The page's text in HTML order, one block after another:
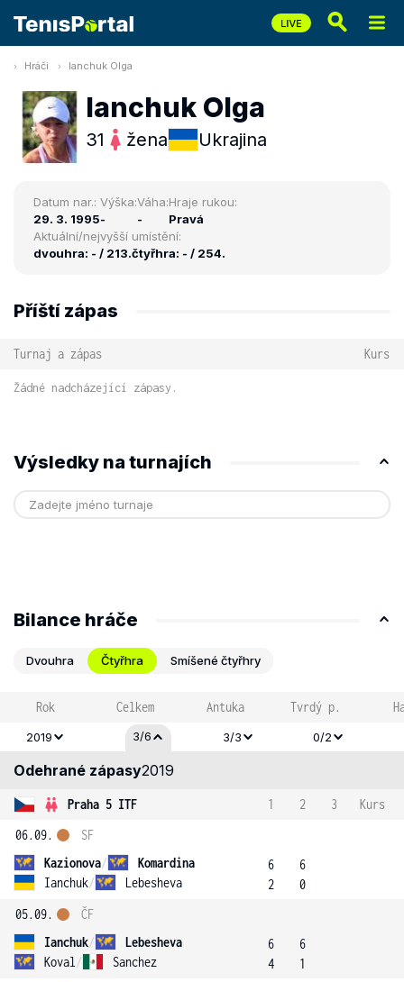
Hráči Ianchuk Olga
Ianchuk Olga
31 žena Ukrajina
Datum nar.:
29. 3. 1995
Výška:
-
Váha:
-
Hraje rukou:
Pravá
Aktuální/nejvyšší umístění:
dvouhra: - / 213.čtyřhra: - / 254.
Příští zápas
Turnaj a zápas Kurs
Žádné nadcházející zápasy.
Výsledky na turnajích
Bilance hráče
Dvouhra Čtyřhra Smíšené čtyřhry
Rok Celkem Antuka Tvrdý p.
2019 3/6 3/3 0/2
Odehrané zápasy2019
Praha 5 ITF 1 2 3
Kurs
06.09.
Kazionova/
Komardina
Ianchuk/ Lebesheva
SF
6
2
6
0
05.09.
Ianchuk/
Lebesheva
Koval / Sanchez
ČF
6
4
6
1